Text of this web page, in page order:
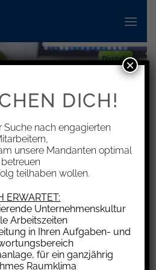
– Lösungen“
DICH!
Suche nach engagierten
unsere Mandanten optimal
betreuen
teilhaben wollen.
ERWARTET:
Unternehmenskultur
Arbeitszeiten
in Ihren Aufgaben- und
für ein ganzjährig
Raumklima
×